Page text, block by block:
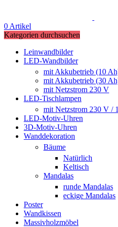
0 Artikel
Kategorien durchsuchen
Leinwandbilder
LED-Wandbilder
mit Akkubetrieb (10
mit Akkubetrieb (30
mit Netzstrom 230 V
LED-Tischlampen
mit Netzstrom 230 V /
LED-Motiv-Uhren
3D-Motiv-Uhren
Wanddekoration
Bäume
Natürlich
Keltisch
Mandalas
runde Mandalas
eckige Mandalas
Poster
Wandkissen
Massivholzmöbel